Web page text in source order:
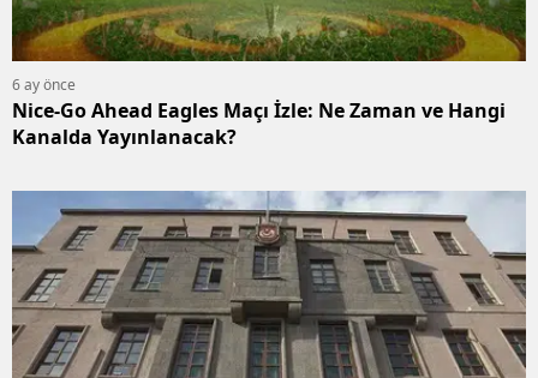
6 ay önce
Nice-Go Ahead Eagles Maçı İzle: Ne Zaman ve Hangi
Kanalda Yayınlanacak?